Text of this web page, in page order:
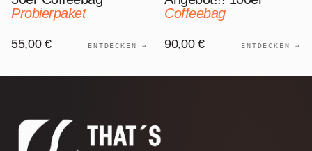
Probierpaket
55,00 € ENTDECKEN →
Coffeebag
90,00 € ENTDECKEN →